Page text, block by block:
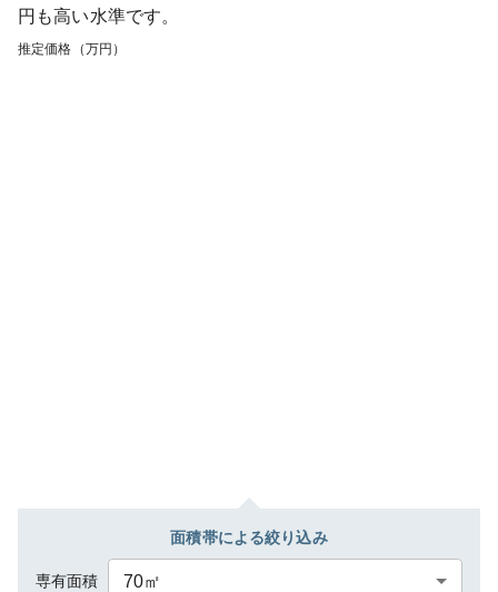
円も高い水準です。
推定価格（万円）
面積帯による絞り込み
専有面積 70㎡